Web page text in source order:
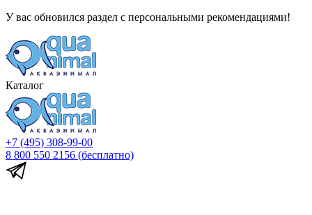
У вас обновился раздел с персональными рекомендациями!
Каталог
+7 (495) 308-99-00
8 800 550 2156 (бесплатно)